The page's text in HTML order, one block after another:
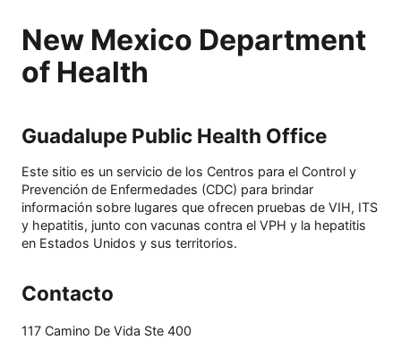
New Mexico Department
of Health
Guadalupe Public Health Office
Este sitio es un servicio de los Centros para el Control y
Prevención de Enfermedades (CDC) para brindar
información sobre lugares que ofrecen pruebas de VIH, ITS
y hepatitis, junto con vacunas contra el VPH y la hepatitis
en Estados Unidos y sus territorios.
Contacto
117 Camino De Vida Ste 400